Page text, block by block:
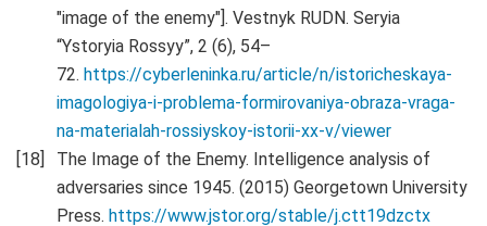
"image of the enemy"]. Vestnyk RUDN. Seryia
“Ystoryia Rossyy”, 2 (6), 54–
72. https://cyberleninka.ru/article/n/istoricheskaya-
imagologiya-i-problema-formirovaniya-obraza-vraga-
na-materialah-rossiyskoy-istorii-xx-v/viewer
The Image of the Enemy. Intelligence analysis of
adversaries since 1945. (2015) Georgetown University
Press. https://www.jstor.org/stable/j.ctt19dzctx